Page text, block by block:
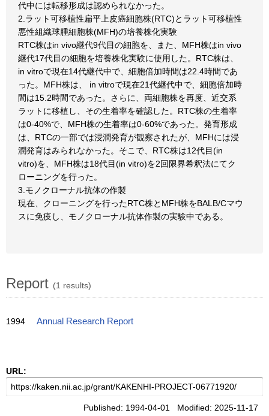
代中には転移形成は認められなかった。
2.ラット可移植性扁平上皮癌細胞株(RTC)とラット可移植性
悪性組織球腫細胞株(MFH)の培養株化実験
RTC株はin vivo継代9代目の細胞を、また、MFH株はin vivo
継代17代目の細胞を培養株化実験に使用した。RTC株は、
in vitroで現在14代継代中で、細胞倍加時間は22.4時間であ
った。MFH株は、 in vitroで現在21代継代中で、細胞倍加時
間は15.2時間であった。さらに、両細胞株を再度、近交系
ラットに移植し、その生着率を確認した。RTC株の生着率
は0-40%で、MFH株の生着率は0-60%であった。発育形成
は、RTCの一部では浸潤発育が観察されたが、MFHには浸
潤発育はみられなかった。そこで、RTC株は12代目(in
vitro)を、MFH株は18代目(in vitro)を2回限界希釈法にてク
ローニングを行った。
3.モノクローナル抗体の作製
現在、クローニングを行ったRTC株とMFH株をBALB/Cマウ
スに免疫し、モノクローナル抗体作製の実験中である。
Report (1 results)
1994 Annual Research Report
URL:
Published: 1994-04-01 Modified: 2025-11-17